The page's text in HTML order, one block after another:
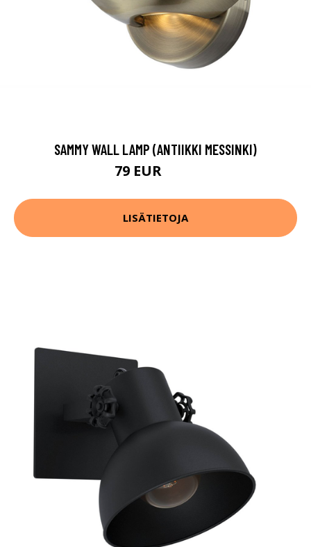
SAMMY WALL LAMP (ANTIIKKI MESSINKI)
79 EUR
LISÄTIETOJA